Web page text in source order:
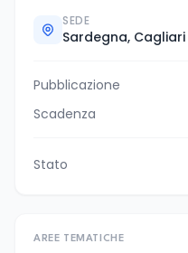
SEDE
Sardegna, Cagliari
Pubblicazione
Scadenza
Stato
AREE TEMATICHE